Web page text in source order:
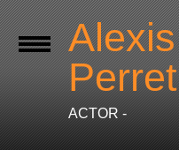
Alexis
Perret
ACTOR -